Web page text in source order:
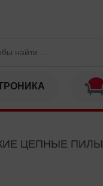
ЦЕПНЫЕ ПИЛЫ